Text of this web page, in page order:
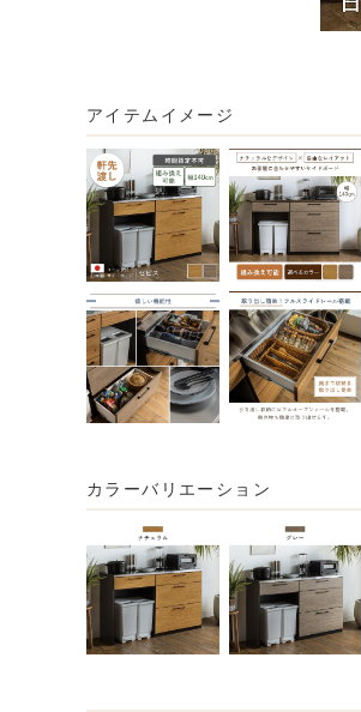
アイテムイメージ
カラーバリエーション